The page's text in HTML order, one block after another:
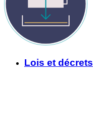
Lois et décrets